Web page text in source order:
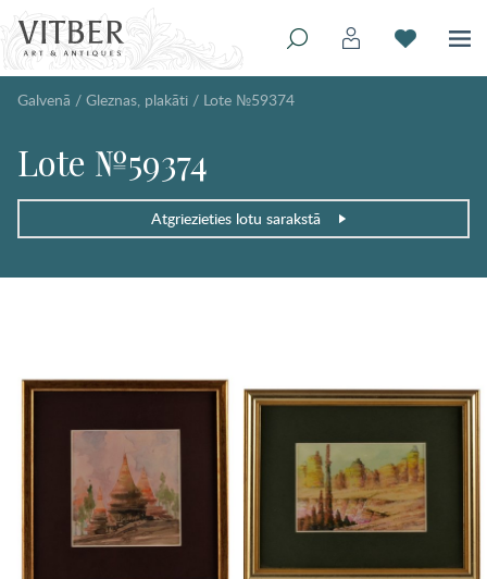
Galvenā / Gleznas, plakāti / Lote №59374
Lote №59374
Atgriezieties lotu sarakstā